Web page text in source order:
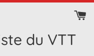
du VTT